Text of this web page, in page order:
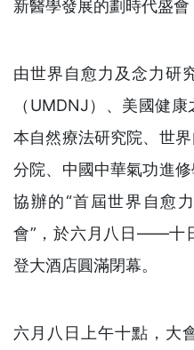
新醫學發展的劃時代盛會
由世界自愈力及念力研
（UMDNJ）、美國健
本自然療法研究院、世
分院、中國中華氣功進
協辦的“首屆世界自愈
會”，於六月八日——十
登大酒店圓滿閉幕。
六月八日上午十點，大